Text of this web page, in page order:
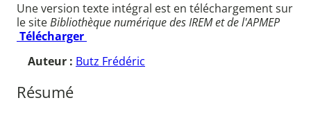
Une version texte intégral est en téléchargement sur
le siteBibliothèque numérique des IREM et de l'APMEP
Télécharger
Auteur : Butz Frédéric
Résumé